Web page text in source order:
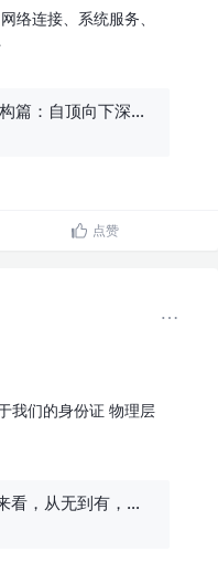
络连接、系统服务、
(一)全解MySQL之架构篇：自顶向下深入剖析MySQL整体架构！
点赞
我们的身份证 物理层
如果把网络原理倒过来看，从无到有，一切都清晰了（上）